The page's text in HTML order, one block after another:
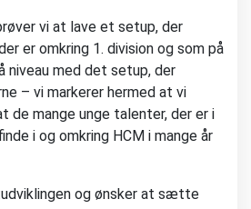
vi at lave et setup, der
er omkring 1. division og som på
niveau med det setup, der
– vi markerer hermed at vi
de mange unge talenter, der er i
i og omkring HCM i mange år
og ønsker at sætte